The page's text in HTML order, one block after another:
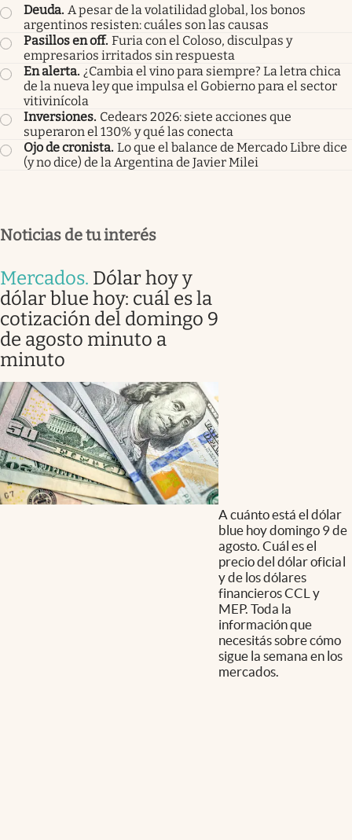
Deuda. A pesar de la volatilidad global, los bonos
argentinos resisten: cuáles son las causas
Pasillos en off. Furia con el Coloso, disculpas y
empresarios irritados sin respuesta
En alerta. ¿Cambia el vino para siempre? La letra chica
de la nueva ley que impulsa el Gobierno para el sector
vitivinícola
Inversiones. Cedears 2026: siete acciones que
superaron el 130% y qué las conecta
Ojo de cronista. Lo que el balance de Mercado Libre dice
(y no dice) de la Argentina de Javier Milei
Noticias de tu interés
Mercados. Dólar hoy y
dólar blue hoy: cuál es la
cotización del domingo 9
de agosto minuto a
minuto
A cuánto está el dólar
blue hoy domingo 9 de
agosto. Cuál es el
precio del dólar oficial
y de los dólares
financieros CCL y
MEP. Toda la
información que
necesitás sobre cómo
sigue la semana en los
mercados.